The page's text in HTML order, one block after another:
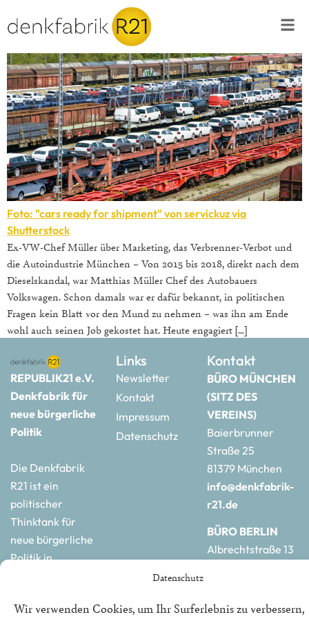
Datenschutz
Wir verwenden Cookies, um Ihr Surferlebnis zu verbessern,
Foto: "cars ready for shipment" von servickuz via
Shutterstock
Ex-VW-Chef Müller über Marketing, das Verbrenner-Verbot und
die Autoindustrie München – Von 2015 bis 2018, direkt nach dem
Dieselskandal, war Matthias Müller Chef des Autobauers
Volkswagen. Schon damals war er dafür bekannt, in politischen
Fragen kein Blatt vor den Mund zu nehmen – was ihn am Ende
wohl auch seinen Job gekostet hat. Heute engagiert […]
REPUBLIK21 e.V.
Denkfabrik für
neue bürgerliche
Politik
Die Denkfabrik
R21 ist ein
politischer
Thinktank für
neue bürgerliche
Politik in
Links
Newsletter
Kontakt
Impressum
Datenschutz
Kontakt
BÜRO MÜNCHEN
(SITZ DES
VEREINS)
Baierbrunner
Straße 25
81379 München
info@denkfabrik-
r21.de
BÜRO BERLIN
Albrechtstraße 13
r21.de